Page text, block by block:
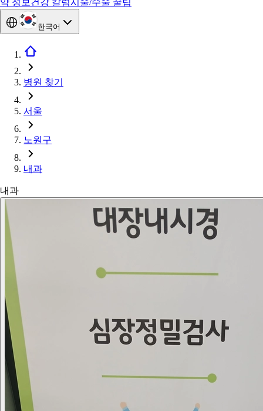
약 정보 건강 칼럼시술/수술 꿀팁
한국어
병원 찾기
서울
노원구
내과
내과